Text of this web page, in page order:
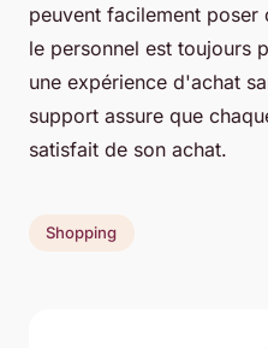
peuvent facilement poser
le personnel est toujours
une expérience d'achat
support assure que
satisfait de son achat.
Shopping